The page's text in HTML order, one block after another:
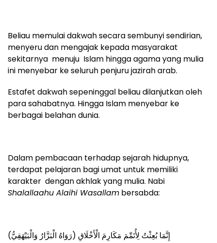
Beliau memulai dakwah secara sembunyi sendirian,
menyeru dan mengajak kepada masyarakat
sekitarnya menuju Islam hingga agama yang mulia
ini menyebar ke seluruh penjuru jazirah arab.
Estafet dakwah sepeninggal beliau dilanjutkan oleh
para sahabatnya. Hingga Islam menyebar ke
berbagai belahan dunia.
Dalam pembacaan terhadap sejarah hidupnya,
terdapat pelajaran bagi umat untuk memiliki
karakter dengan akhlak yang mulia. Nabi
Shalallaahu Alaihi Wasallam bersabda:
إِنَّمَا بُعِثْتُ لِأُتَمِّمَ مَكَارِمَ الْأَخْلَاقِ (رَوَاهُ الْبَزَّارُ وَالْبَيْهَقِيُّ)